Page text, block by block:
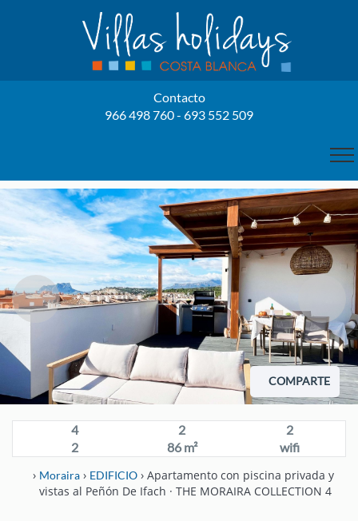
Contacto
966 498 760 - 693 552 509
INICIO
NOSOTROS
PROPIETARIOS
NUESTRAS VILLAS
ALQUILER VILLAS
BENISSA
ALQUILER VILLAS
MORAIRA
OFERTAS
COMPARTE
4 2
2
2
86 m²
wifi
› Moraira› EDIFICIO› Apartamento con piscina privada y
vistas al Peñón De Ifach · THE MORAIRA COLLECTION 4